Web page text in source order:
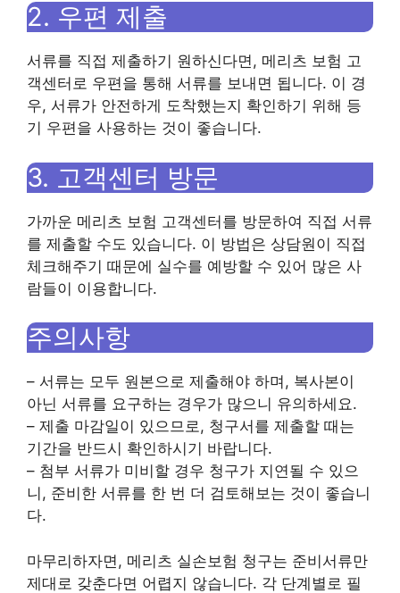
2. 우편 제출
서류를 직접 제출하기 원하신다면, 메리츠 보험 고
객센터로 우편을 통해 서류를 보내면 됩니다. 이 경
우, 서류가 안전하게 도착했는지 확인하기 위해 등
기 우편을 사용하는 것이 좋습니다.
3. 고객센터 방문
가까운 메리츠 보험 고객센터를 방문하여 직접 서류
를 제출할 수도 있습니다. 이 방법은 상담원이 직접
체크해주기 때문에 실수를 예방할 수 있어 많은 사
람들이 이용합니다.
주의사항
– 서류는 모두 원본으로 제출해야 하며, 복사본이
아닌 서류를 요구하는 경우가 많으니 유의하세요.
– 제출 마감일이 있으므로, 청구서를 제출할 때는
기간을 반드시 확인하시기 바랍니다.
– 첨부 서류가 미비할 경우 청구가 지연될 수 있으
니, 준비한 서류를 한 번 더 검토해보는 것이 좋습니
다.
마무리하자면, 메리츠 실손보험 청구는 준비서류만
제대로 갖춘다면 어렵지 않습니다. 각 단계별로 필